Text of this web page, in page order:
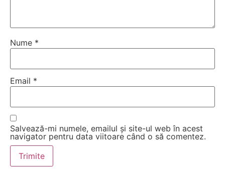
Nume *
Email *
Salvează-mi numele, emailul și site-ul web în acest
navigator pentru data viitoare când o să comentez.